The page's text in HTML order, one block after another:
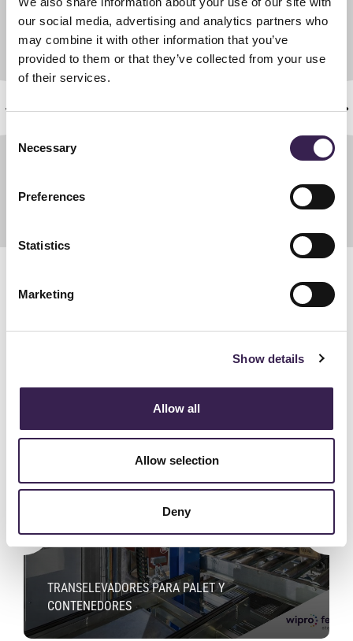
our social media, advertising and analytics partners who
may combine it with other information that you’ve
provided to them or that they’ve collected from your use
of their services.
Selection
Necessary
Preferences
Statistics
Marketing
Show details
Allow all
Allow selection
Deny
TRANSELEVADORES PARA PALET Y
CONTENEDORES